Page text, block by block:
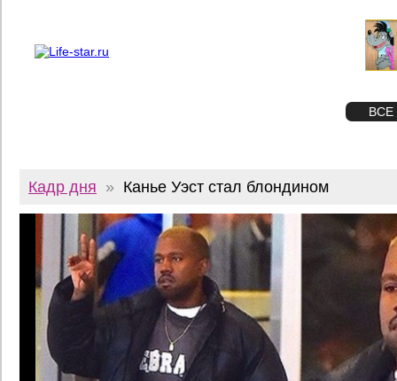
ВСЕ
Кадр дня » Канье Уэст стал блондином